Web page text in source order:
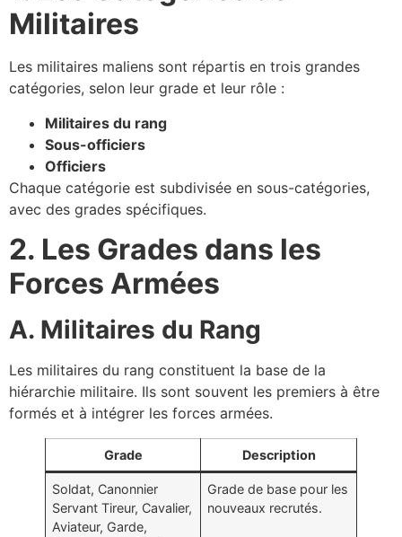
Militaires
Les militaires maliens sont répartis en trois grandes
catégories, selon leur grade et leur rôle :
Militaires du rang
Sous-officiers
Officiers
Chaque catégorie est subdivisée en sous-catégories,
avec des grades spécifiques.
2. Les Grades dans les
Forces Armées
A. Militaires du Rang
Les militaires du rang constituent la base de la
hiérarchie militaire. Ils sont souvent les premiers à être
formés et à intégrer les forces armées.
Grade Description
Soldat, Canonnier
Servant Tireur, Cavalier,
Aviateur, Garde,
Grade de base pour les
nouveaux recrutés.